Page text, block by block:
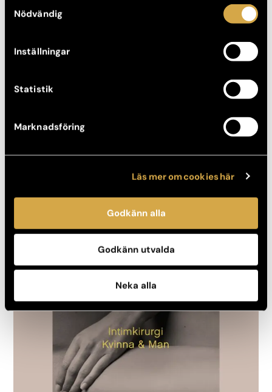
mer information om hur varje kategori används.
Nödvändig
Inställningar
Statistik
Marknadsföring
Läs mer om cookies här
Godkänn alla
Godkänn utvalda
Neka alla